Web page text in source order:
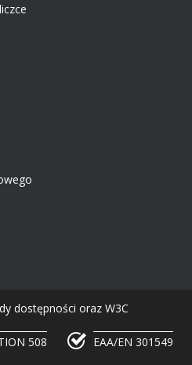
dostępności oraz W3C
508 EAA/EN 301549